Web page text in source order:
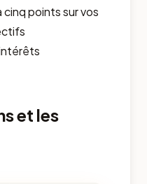
points sur vos
et les